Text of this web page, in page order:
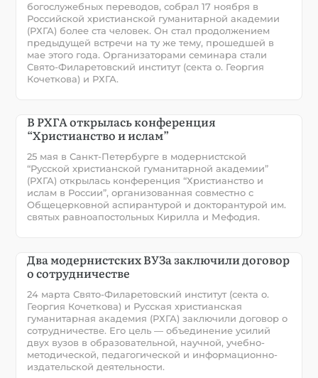
богослужебных переводов, собрал 17 ноября в
Российской христианской гуманитарной академии
(РХГА) более ста человек. Он стал продолжением
предыдущей встречи на ту же тему, прошедшей в
мае этого года. Организаторами семинара стали
Свято-Филаретовский институт (секта о. Георгия
Кочеткова) и РХГА.
В РХГА открылась конференция
“Христианство и ислам”
25 мая в Санкт-Петербурге в модернистской
“Русской христианской гуманитарной академии”
(РХГА) открылась конференция “Христианство и
ислам в России”, организованная совместно с
Общецерковной аспирантурой и докторантурой им.
святых равноапостольных Кирилла и Мефодия.
Два модернистских ВУЗа заключили договор
о сотрудничестве
24 марта Свято-Филаретовский институт (секта о.
Георгия Кочеткова) и Русская христианская
гуманитарная академия (РХГА) заключили договор о
сотрудничестве. Его цель — объединение усилий
двух вузов в образовательной, научной, учебно-
методической, педагогической и информационно-
издательской деятельности.